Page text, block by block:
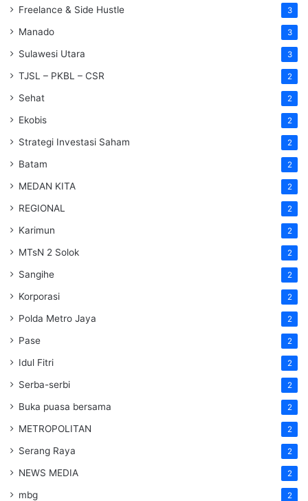
Freelance & Side Hustle 3
Manado 3
Sulawesi Utara 3
TJSL – PKBL – CSR 2
Sehat 2
Ekobis 2
Strategi Investasi Saham 2
Batam 2
MEDAN KITA 2
REGIONAL 2
Karimun 2
MTsN 2 Solok 2
Sangihe 2
Korporasi 2
Polda Metro Jaya 2
Pase 2
Idul Fitri 2
Serba-serbi 2
Buka puasa bersama 2
METROPOLITAN 2
Serang Raya 2
NEWS MEDIA 2
mbg 2